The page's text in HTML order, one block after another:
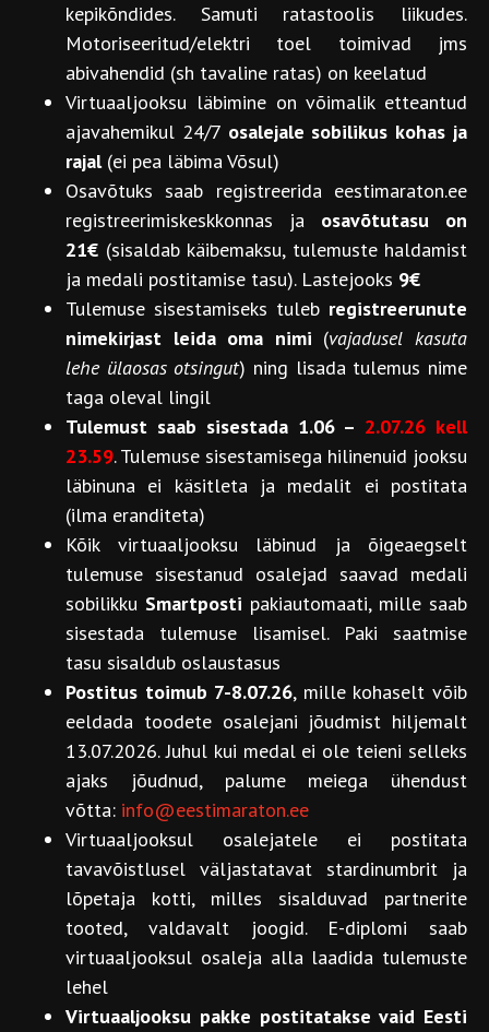
kepikõndides. Samuti ratastoolis liikudes.
Motoriseeritud/elektri toel toimivad jms
abivahendid (sh tavaline ratas) on keelatud
Virtuaaljooksu läbimine on võimalik etteantud
ajavahemikul 24/7 osalejale sobilikus kohas ja
rajal(ei pea läbima Võsul)
Osavõtuks saab registreerida eestimaraton.ee
registreerimiskeskkonnas ja osavõtutasu on
21€ (sisaldab käibemaksu, tulemuste haldamist
ja medali postitamise tasu). Lastejooks 9€
Tulemuse sisestamiseks tuleb registreerunute
nimekirjast leida oma nimi (vajadusel kasuta
lehe ülaosas otsingut) ning lisada tulemus nime
taga oleval lingil
Tulemust saab sisestada 1.06 – 2.07.26 kell
23.59. Tulemuse sisestamisega hilinenuid jooksu
läbinuna ei käsitleta ja medalit ei postitata
(ilma eranditeta)
Kõik virtuaaljooksu läbinud ja õigeaegselt
tulemuse sisestanud osalejad saavad medali
sobilikku Smartposti pakiautomaati, mille saab
sisestada tulemuse lisamisel. Paki saatmise
tasu sisaldub oslaustasus
Postitus toimub 7-8.07.26, mille kohaselt võib
eeldada toodete osalejani jõudmist hiljemalt
13.07.2026. Juhul kui medal ei ole teieni selleks
ajaks jõudnud, palume meiega ühendust
võtta: info@eestimaraton.ee
Virtuaaljooksul osalejatele ei postitata
tavavõistlusel väljastatavat stardinumbrit ja
lõpetaja kotti, milles sisalduvad partnerite
tooted, valdavalt joogid. E-diplomi saab
virtuaaljooksul osaleja alla laadida tulemuste
lehel
Virtuaaljooksu pakke postitatakse vaid Eesti